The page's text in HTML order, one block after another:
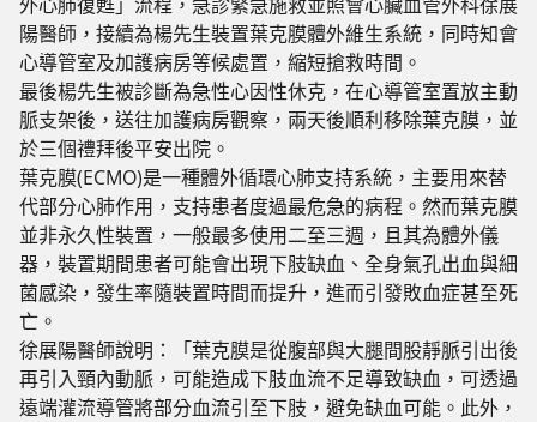
陽醫師，接續為楊先生裝置葉克膜體外維生系統，同時知會
心導管室及加護病房等候處置，縮短搶救時間。
最後楊先生被診斷為急性心因性休克，在心導管室置放主動
脈支架後，送往加護病房觀察，兩天後順利移除葉克膜，並
於三個禮拜後平安出院。
葉克膜(ECMO)是一種體外循環心肺支持系統，主要用來替
代部分心肺作用，支持患者度過最危急的病程。然而葉克膜
並非永久性裝置，一般最多使用二至三週，且其為體外儀
器，裝置期間患者可能會出現下肢缺血、全身氣孔出血與細
菌感染，發生率隨裝置時間而提升，進而引發敗血症甚至死
亡。
徐展陽醫師說明：「葉克膜是從腹部與大腿間股靜脈引出後
再引入頸內動脈，可能造成下肢血流不足導致缺血，可透過
遠端灌流導管將部分血流引至下肢，避免缺血可能。此外，